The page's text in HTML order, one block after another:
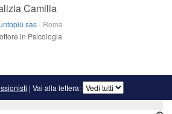
Camilla
sas- Roma
in Psicologia
| Vai alla lettera: